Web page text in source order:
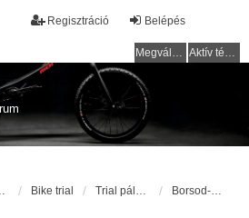
Belépés
Regisztráció
Megválaszolatlan témák Aktív témák
Bike trial